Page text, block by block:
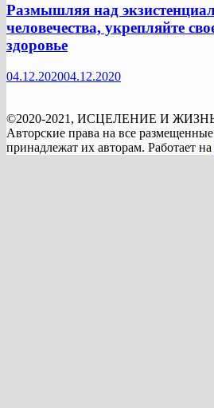
Размышляя над
человечества, укрепляйте
здоровье
04.12.202004.12.2020
©2020-2021, ИСЦЕЛЕНИЕ И
Авторские права на все
принадлежат их авторам. Работает на